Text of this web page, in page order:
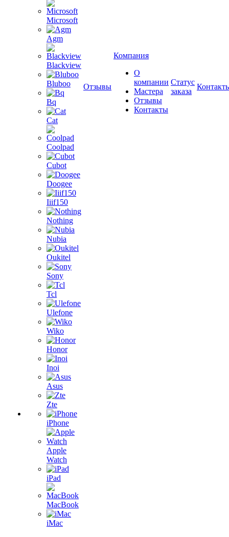
Microsoft
Agm
Blackview
Bluboo
Bq
Cat
Coolpad
Cubot
Doogee
Iiif150
Nothing
Nubia
Oukitel
Sony
Tcl
Ulefone
Wiko
Honor
Inoi
Asus
Zte
iPhone
Apple
Watch
iPad
MacBook
iMac
Отзывы
Компания
О
компании
Мастера
Отзывы
Контакты
Статус
заказа